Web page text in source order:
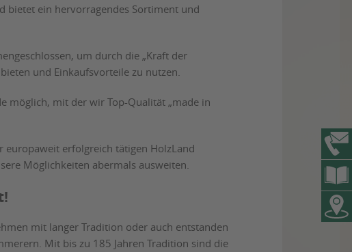
bietet ein hervorragendes Sortiment und
um durch die „Kraft der
und Einkaufsvorteile zu nutzen.
möglich, mit der wir Top-Qualität „made in
europaweit erfolgreich tätigen HolzLand
Möglichkeiten abermals ausweiten.
mit langer Tradition oder auch entstanden
Mit bis zu 185 Jahren Tradition sind die